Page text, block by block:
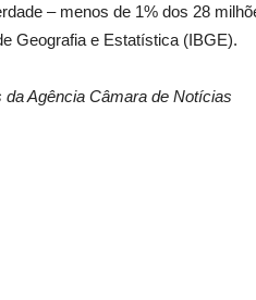
– menos de 1% dos 28
Geografia e Estatística (IBGE).
Agência Câmara de Notícias